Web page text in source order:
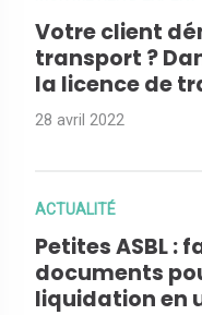
Votre client
transport ?
la licence de
28 avril 2022
ACTUALITÉ
Petites ASBL :
documents
liquidation en